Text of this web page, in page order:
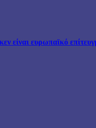
είναι ευρωπαϊκό